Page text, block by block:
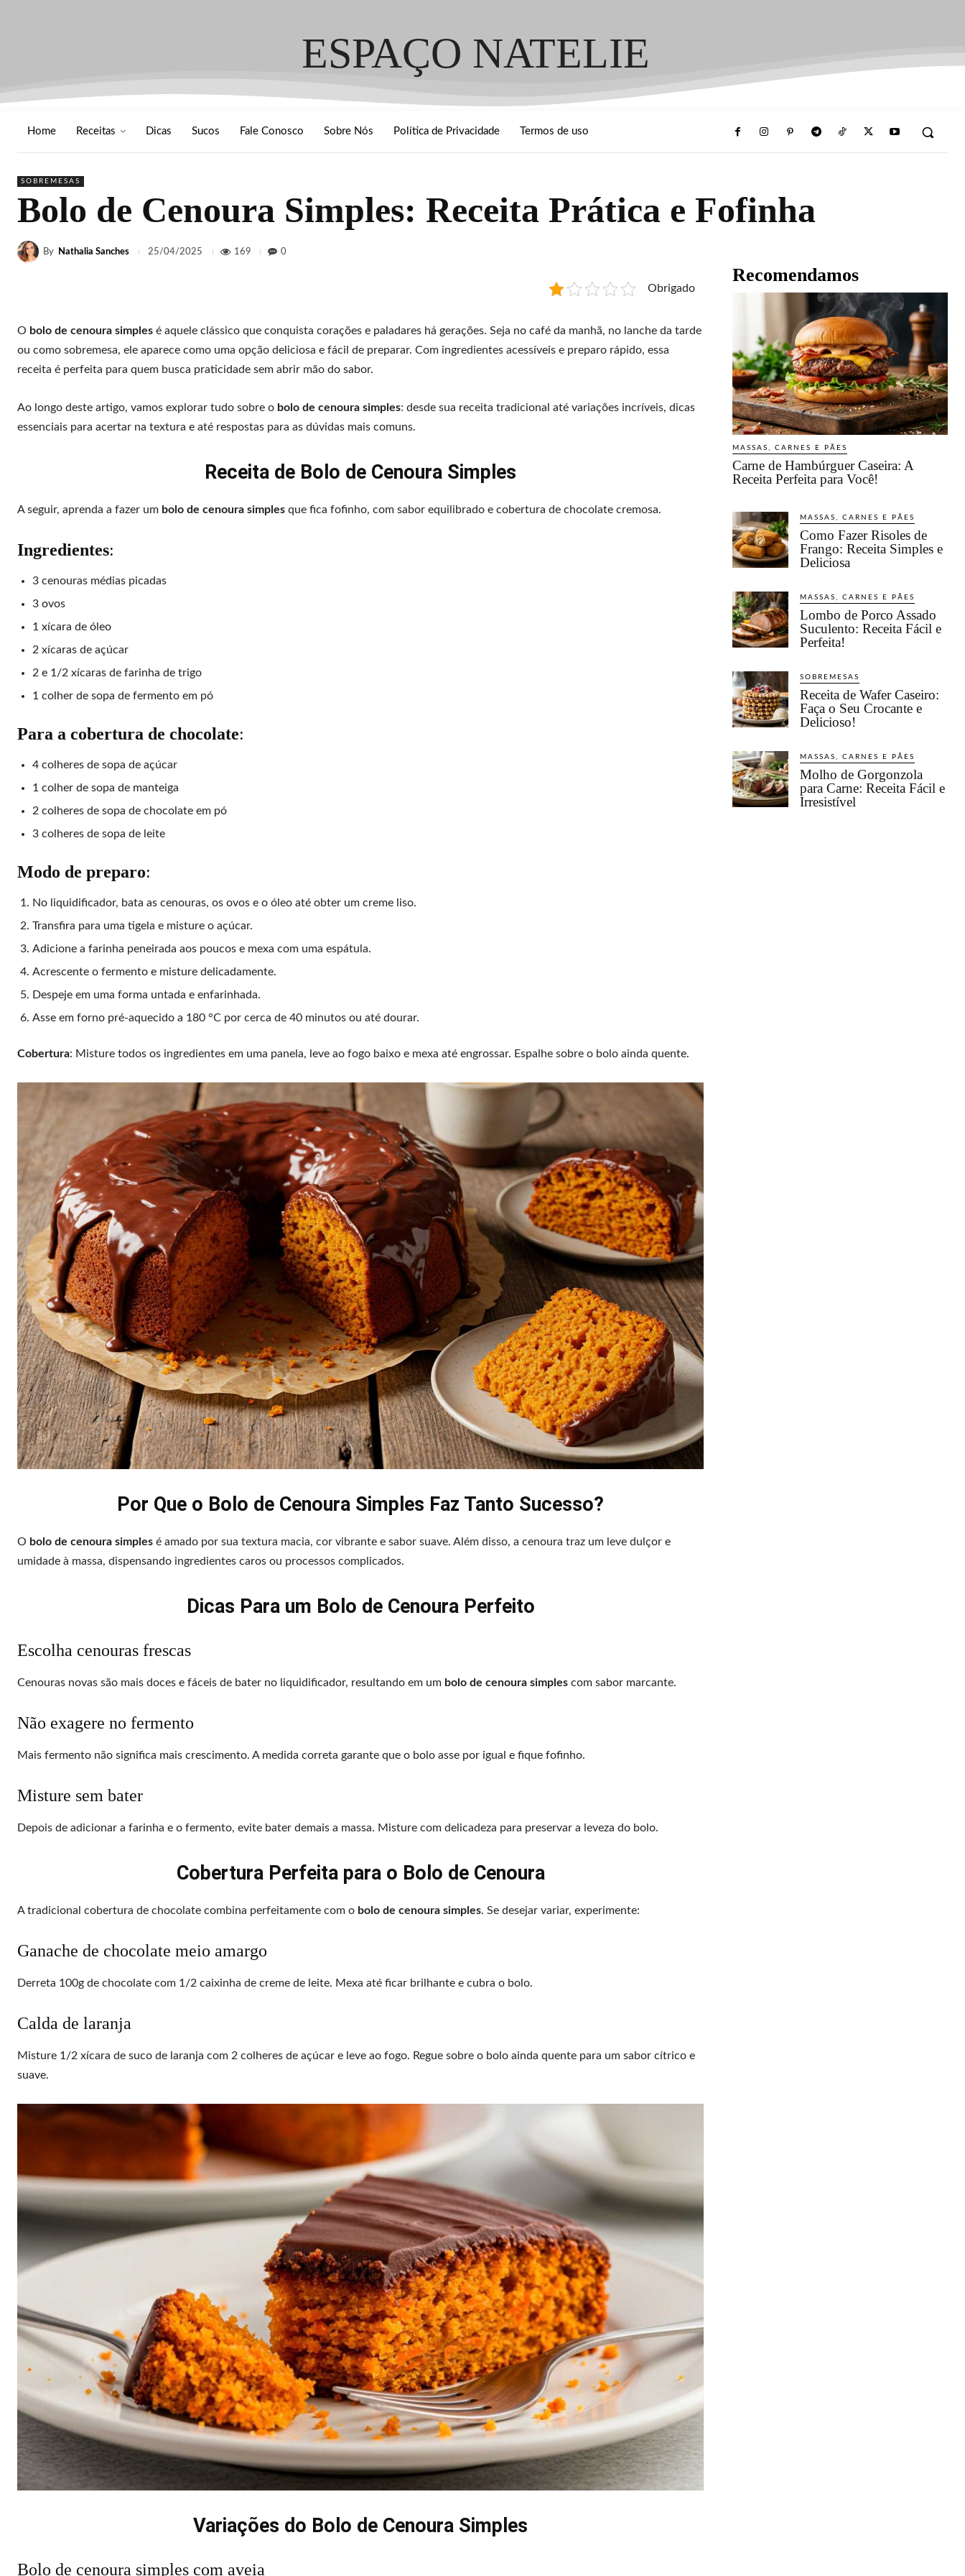
ESPAÇO NATELIE
Home Receitas Dicas Sucos Fale Conosco Sobre Nós Política de Privacidade Termos de uso
SOBREMESAS
Bolo de Cenoura Simples: Receita Prática e Fofinha
By Nathalia Sanches 25/04/2025 169 0
Obrigado
O bolo de cenoura simples é aquele clássico que conquista corações e paladares há gerações. Seja no café da manhã, no lanche da tarde
ou como sobremesa, ele aparece como uma opção deliciosa e fácil de preparar. Com ingredientes acessíveis e preparo rápido, essa
receita é perfeita para quem busca praticidade sem abrir mão do sabor.
Ao longo deste artigo, vamos explorar tudo sobre o bolo de cenoura simples: desde sua receita tradicional até variações incríveis, dicas
essenciais para acertar na textura e até respostas para as dúvidas mais comuns.
Receita de Bolo de Cenoura Simples
A seguir, aprenda a fazer um bolo de cenoura simples que fica fofinho, com sabor equilibrado e cobertura de chocolate cremosa.
Ingredientes:
3 cenouras médias picadas
3 ovos
1 xícara de óleo
2 xícaras de açúcar
2 e 1/2 xícaras de farinha de trigo
1 colher de sopa de fermento em pó
Para a cobertura de chocolate:
4 colheres de sopa de açúcar
1 colher de sopa de manteiga
2 colheres de sopa de chocolate em pó
3 colheres de sopa de leite
Modo de preparo:
No liquidificador, bata as cenouras, os ovos e o óleo até obter um creme liso.
Transfira para uma tigela e misture o açúcar.
Adicione a farinha peneirada aos poucos e mexa com uma espátula.
Acrescente o fermento e misture delicadamente.
Despeje em uma forma untada e enfarinhada.
Asse em forno pré-aquecido a 180 °C por cerca de 40 minutos ou até dourar.
Cobertura: Misture todos os ingredientes em uma panela, leve ao fogo baixo e mexa até engrossar. Espalhe sobre o bolo ainda quente.
Por Que o Bolo de Cenoura Simples Faz Tanto Sucesso?
O bolo de cenoura simples é amado por sua textura macia, cor vibrante e sabor suave. Além disso, a cenoura traz um leve dulçor e
umidade à massa, dispensando ingredientes caros ou processos complicados.
Dicas Para um Bolo de Cenoura Perfeito
Escolha cenouras frescas
Cenouras novas são mais doces e fáceis de bater no liquidificador, resultando em um bolo de cenoura simples com sabor marcante.
Não exagere no fermento
Mais fermento não significa mais crescimento. A medida correta garante que o bolo asse por igual e fique fofinho.
Misture sem bater
Depois de adicionar a farinha e o fermento, evite bater demais a massa. Misture com delicadeza para preservar a leveza do bolo.
Cobertura Perfeita para o Bolo de Cenoura
A tradicional cobertura de chocolate combina perfeitamente com o bolo de cenoura simples. Se desejar variar, experimente:
Ganache de chocolate meio amargo
Derreta 100g de chocolate com 1/2 caixinha de creme de leite. Mexa até ficar brilhante e cubra o bolo.
Calda de laranja
Misture 1/2 xícara de suco de laranja com 2 colheres de açúcar e leve ao fogo. Regue sobre o bolo ainda quente para um sabor cítrico e
suave.
Variações do Bolo de Cenoura Simples
Bolo de cenoura simples com aveia
Recomendamos
MASSAS, CARNES E PÃES
Carne de Hambúrguer Caseira: A
Receita Perfeita para Você!
MASSAS, CARNES E PÃES
Como Fazer Risoles de
Frango: Receita Simples e
Deliciosa
MASSAS, CARNES E PÃES
Lombo de Porco Assado
Suculento: Receita Fácil e
Perfeita!
SOBREMESAS
Receita de Wafer Caseiro:
Faça o Seu Crocante e
Delicioso!
MASSAS, CARNES E PÃES
Molho de Gorgonzola
para Carne: Receita Fácil e
Irresistível